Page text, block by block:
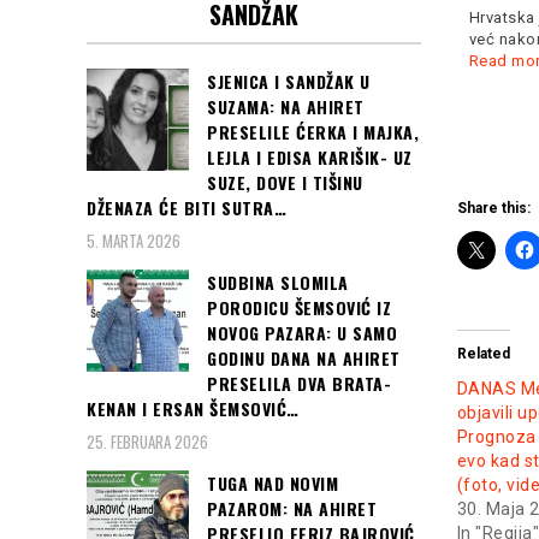
„Srbija je u pregovorima
oko Kosova spremna na
već
Read
Share this:
Related
DANAS
objavili
evo kad
(foto,
30. Maja
In "Regija"
SANDŽAK
SJENICA I SANDŽAK U
SUZAMA: NA AHIRET
PRESELILE ĆERKA I MAJKA,
LEJLA I EDISA KARIŠIK- UZ
SUZE, DOVE I TIŠINU
DŽENAZA ĆE BITI SUTRA…
5. MARTA 2026
SUDBINA SLOMILA
PORODICU ŠEMSOVIĆ IZ
NOVOG PAZARA: U SAMO
GODINU DANA NA AHIRET
PRESELILA DVA BRATA-
KENAN I ERSAN ŠEMSOVIĆ…
25. FEBRUARA 2026
TUGA NAD NOVIM
PAZAROM: NA AHIRET